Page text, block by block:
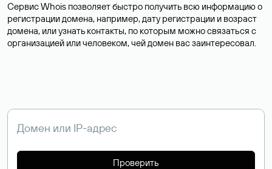
Сервис Whois позволяет быстро получить всю информацию о
регистрации домена, например, дату регистрации и возраст
домена, или узнать контакты, по которым можно связаться с
организацией или человеком, чей домен вас заинтересовал.
Проверить